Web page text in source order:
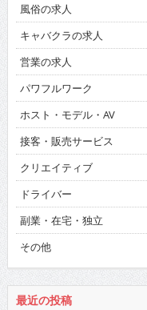
風俗の求人
キャバクラの求人
営業の求人
パワフルワーク
ホスト・モデル・AV
接客・販売サービス
クリエイティブ
ドライバー
副業・在宅・独立
その他
最近の投稿